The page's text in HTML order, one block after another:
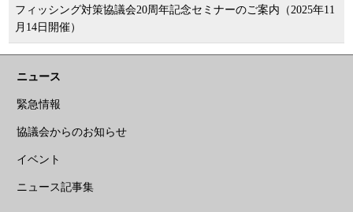
フィッシング対策協議会20周年記念セミナーのご案内（2025年11
月14日開催）
ニュース
緊急情報
協議会からのお知らせ
イベント
ニュース記事集